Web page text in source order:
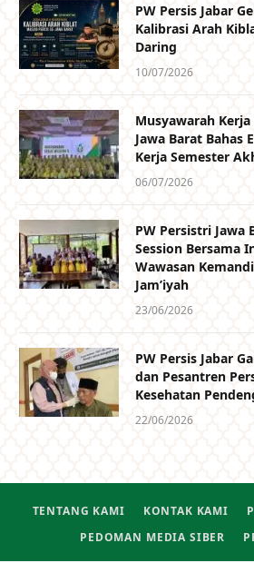
PW Persis Jabar
Kalibrasi Arah
Daring
10/07/2026
Musyawarah
Jawa Barat Bahas
Kerja Semester
06/07/2026
PW Persistri Jawa
Session Bersama
Wawasan
Jam’iyah
23/06/2026
PW Persis Jabar
dan Pesantren
Kesehatan
22/06/2026
TENTANG KAMI KONTAK KAMI
PEDOMAN MEDIA SIBER